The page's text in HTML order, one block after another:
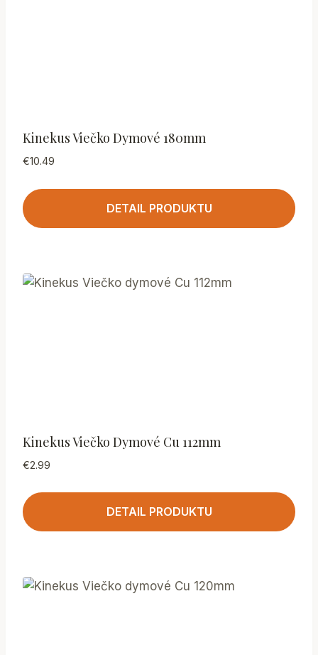
Kinekus Viečko Dymové 180mm
€10.49
DETAIL PRODUKTU
Kinekus Viečko Dymové Cu 112mm
€2.99
DETAIL PRODUKTU